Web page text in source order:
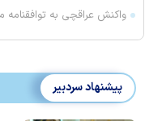
واکنش عراقچی به توافقنامه
پیشنهاد سردبیر